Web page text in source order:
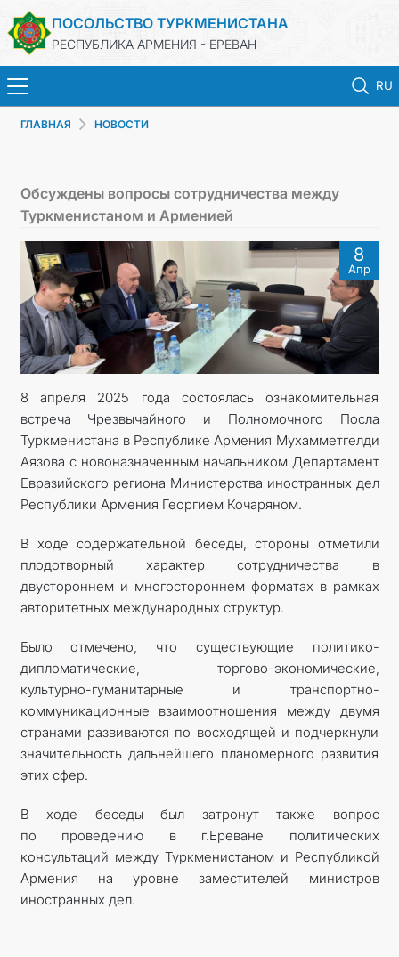
ПОСОЛЬСТВО ТУРКМЕНИСТАНА
РЕСПУБЛИКА АРМЕНИЯ - ЕРЕВАН
RU
ТУРКМЕНИСТАН
КОНСУЛЬСКИЕ УСЛУГИ
МИД
КОНТАКТНЫЕ ДАННЫЕ
ГЛАВНАЯ НОВОСТИ
Обсуждены вопросы сотрудничества между
Туркменистаном и Арменией
8
Апр
8 апреля 2025 года состоялась ознакомительная
встреча Чрезвычайного и Полномочного Посла
Туркменистана в Республике Армения Мухамметгелди
Аязова с новоназначенным начальником Департамент
Евразийского региона Министерства иностранных дел
Республики Армения Георгием Кочаряном.
В ходе содержательной беседы, стороны отметили
плодотворный характер сотрудничества в
двустороннем и многостороннем форматах в рамках
авторитетных международных структур.
Было отмечено, что существующие политико-
дипломатические, торгово-экономические,
культурно-гуманитарные и транспортно-
коммуникационные взаимоотношения между двумя
странами развиваются по восходящей и подчеркнули
значительность дальнейшего планомерного развития
этих сфер.
В ходе беседы был затронут также вопрос
по проведению в г.Ереване политических
консультаций между Туркменистаном и Республикой
Армения на уровне заместителей министров
иностранных дел.